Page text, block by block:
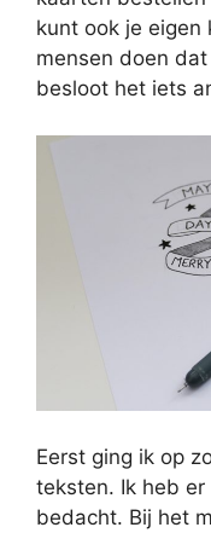
kunt ook je eigen
mensen doen
besloot het iets
Eerst ging ik op
teksten. Ik heb
bedacht. Bij het